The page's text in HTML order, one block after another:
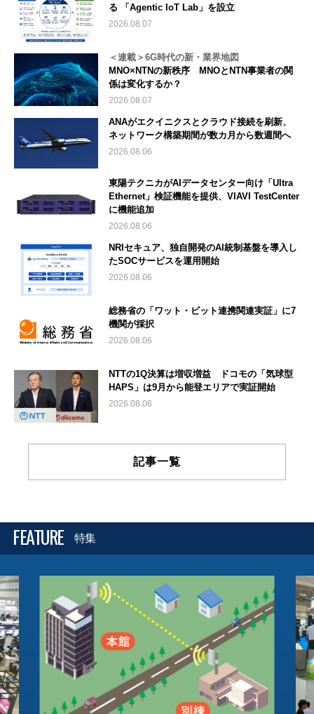
る 「Agentic IoT Lab」を設立
2026.08.07
＜連載＞6G時代の新・業界地図
MNO×NTNの新秩序 MNOとNTN事業者の関
係は変化するか？
2026.08.07
ANAがエクイニクスとクラウド接続を刷新、
ネットワーク構築期間が数カ月から数週間へ
2026.08.06
東陽テクニカがAIデータセンター向け「Ultra
Ethernet」検証機能を提供、VIAVI TestCenter
に機能追加
2026.08.06
NRIセキュア、独自開発のAI統制基盤を導入し
たSOCサービスを運用開始
2026.08.06
総務省の「ワット・ビット連携関連実証」に7
機関が採択
2026.08.06
NTTの1Q決算は増収増益 ドコモの「気球型
HAPS」は9月から能登エリアで実証開始
2026.08.06
記事一覧
FEATURE 特集